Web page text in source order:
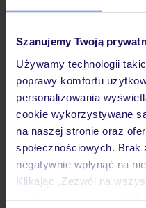
Szanujemy Twoją
Używamy technologii
poprawy komfortu
personalizowania
cookie wykorzystywane
na naszej stronie oraz
społecznościowych.
negatywnie wpłynąć na
Klikając „Zezwól na
Hotel
Opinie
Pokoje